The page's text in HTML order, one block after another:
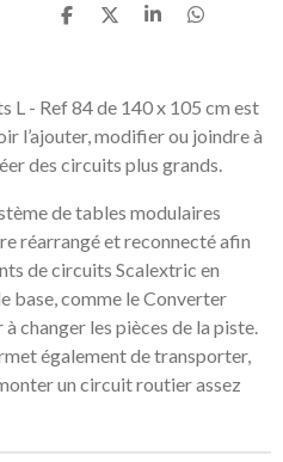
P
a
g
e
P
g
e
r
P
a
g
e
P
a
g
e
L - Ref 84 de 140 x 105 cm est
l’ajouter, modifier ou joindre à
des circuits plus grands.
de tables modulaires
réarrangé et reconnecté afin
de circuits Scalextric en
base, comme le Converter
changer les pièces de la piste.
également de transporter,
un circuit routier assez